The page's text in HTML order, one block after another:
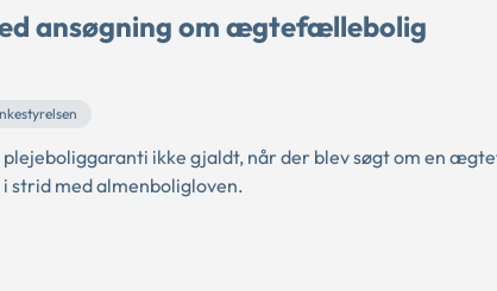
ansøgning om ægtefællebolig
plejeboliggaranti ikke gjaldt, når der blev søgt om en
strid med almenboligloven.